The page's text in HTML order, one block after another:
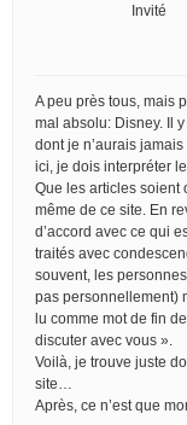
Invité
A peu près tous, mais
mal absolu: Disney. Il
dont je n’aurais
ici, je dois interpréter
Que les articles soient
même de ce site. En
d’accord avec ce qui
traités avec
souvent, les
pas personnellement)
lu comme mot de fin
discuter avec vous ».
Voilà, je trouve juste
site…
Après, ce n’est que